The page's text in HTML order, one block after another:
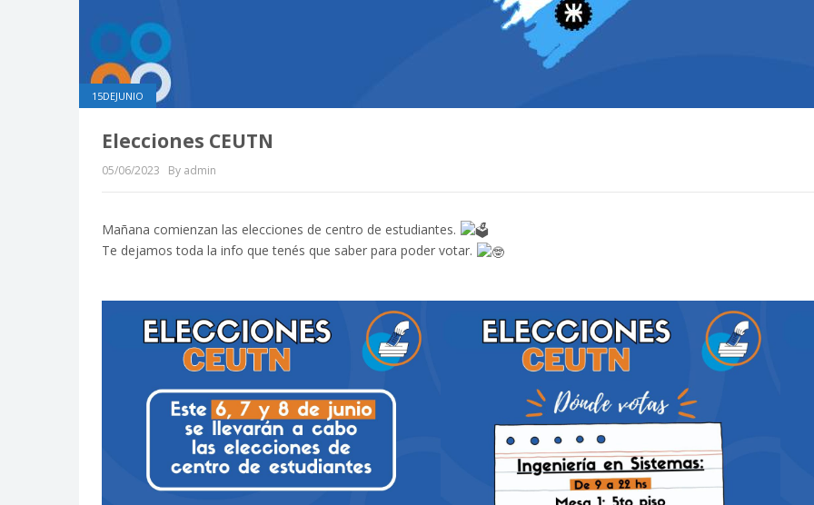
15DEJUNIO
Elecciones CEUTN
05/06/2023 By admin
Mañana comienzan las elecciones de centro de estudiantes.
Te dejamos toda la info que tenés que saber para poder votar.